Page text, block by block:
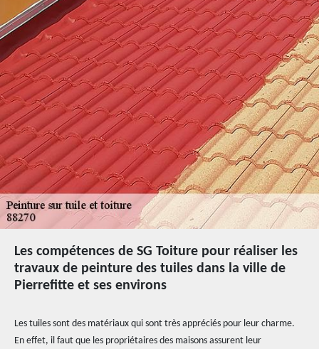
Les compétences de SG Toiture pour réaliser les
travaux de peinture des tuiles dans la ville de
Pierrefitte et ses environs
Les tuiles sont des matériaux qui sont très appréciés pour leur charme.
En effet, il faut que les propriétaires des maisons assurent leur